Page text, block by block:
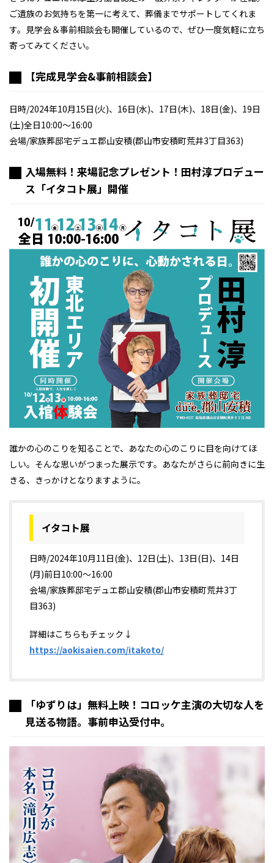
ランチ その他
その他
その他
その他
ご遺族のお気持ちを第一に考えて、葬儀までサポートしてくれま
す。見学会＆事前相談会も開催しているので、ぜひ一度気軽に立ち
寄ってみてください。
【完成見学会&事前相談会】
日時/2024年10月15日(火)、16日(水)、17日(木)、18日(金)、19日
(土)全日10:00～16:00
会場/家族葬邸宅デュエ郡山安積(郡山市安積町荒井3丁目363)
入場無料！来場記念プレゼント！田村淳プロデュー
ス「イタコト展」開催
誰かの心のこりを知ることで、あなたの心のこりに目を向けてほ
しい。そんな思いがつまった展示です。あなたがさらに前向きに生
きる、きっかけとなりますように。
イタコト展
日時/2024年10月11日(金)、12日(土)、13日(日)、14日
(月)前日10:00～16:00
会場/家族葬邸宅デュエ郡山安積(郡山市安積町荒井3丁
目363)
詳細はこちらもチェック↓
https://aokisaien.com/itakoto/
「ゆずりは」無料上映！コロッケ主演の大切な人を
見送る物語。事前申込受付中。